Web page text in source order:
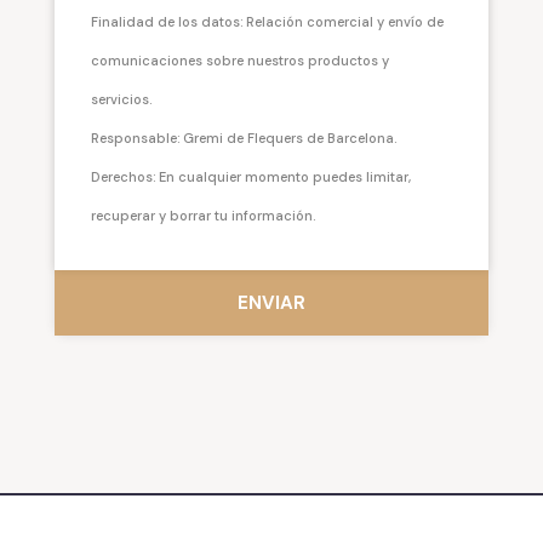
Finalidad de los datos: Relación comercial y envío de
comunicaciones sobre nuestros productos y
servicios.
Responsable: Gremi de Flequers de Barcelona.
Derechos: En cualquier momento puedes limitar,
recuperar y borrar tu información.